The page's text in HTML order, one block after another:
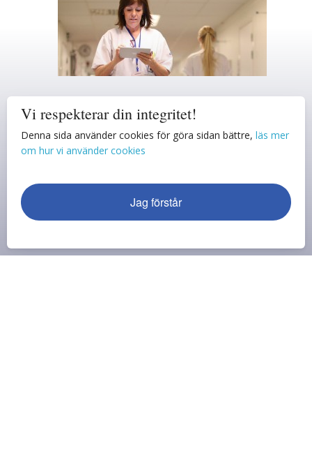
Det våras för e-hälsan
Vi respekterar din integritet!
Denna sida använder cookies för göra sidan bättre, läs mer
om hur vi använder cookies
Jag förstår